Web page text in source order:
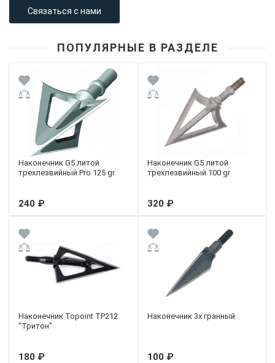
Связаться с нами
ПОПУЛЯРНЫЕ В РАЗДЕЛЕ
Наконечник G5 литой
трехлезвийный Pro 125 gr
240 ₽
Наконечник G5 литой
трехлезвийный 100 gr
320 ₽
Наконечник Topoint TP212
"Тритон"
180 ₽
Наконечник 3х гранный
100 ₽